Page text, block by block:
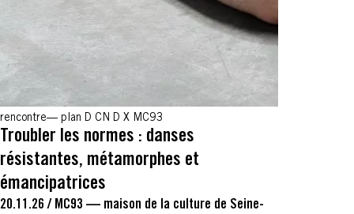
rencontre plan D CN D X MC93
Troubler les normes : danses
résistantes, métamorphes et
émancipatrices
20.11.26 / MC93 — maison de la culture de Seine-